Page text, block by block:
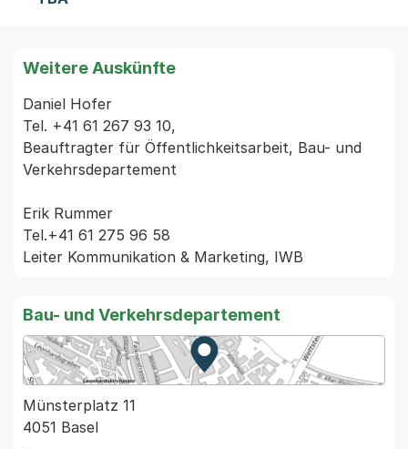
Weitere Auskünfte
Daniel Hofer
Tel. +41 61 267 93 10,
Beauftragter für Öffentlichkeitsarbeit, Bau- und
Verkehrsdepartement
Erik Rummer
Tel.+41 61 275 96 58
Bau- und Verkehrsdepartement
Zur Karte von MapBS.
Externer Link, wird in einem
Münsterplatz 11
4051 Basel